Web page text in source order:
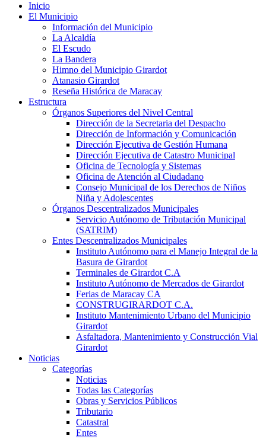
Inicio
El Municipio
Información del Municipio
La Alcaldía
El Escudo
La Bandera
Himno del Municipio Girardot
Atanasio Girardot
Reseña Histórica de Maracay
Estructura
Órganos Superiores del Nivel Central
Dirección de la Secretaria del Despacho
Dirección de Información y Comunicación
Dirección Ejecutiva de Gestión Humana
Dirección Ejecutiva de Catastro Municipal
Oficina de Tecnología y Sistemas
Oficina de Atención al Ciudadano
Consejo Municipal de los Derechos de Niños
Niña y Adolescentes
Órganos Descentralizados Municipales
Servicio Autónomo de Tributación Municipal
(SATRIM)
Entes Descentralizados Municipales
Instituto Autónomo para el Manejo Integral de la
Basura de Girardot
Terminales de Girardot C.A
Instituto Autónomo de Mercados de Girardot
Ferias de Maracay CA
CONSTRUGIRARDOT C.A.
Instituto Mantenimiento Urbano del Municipio
Girardot
Asfaltadora, Mantenimiento y Construcción Vial
Girardot
Noticias
Categorías
Noticias
Todas las Categorías
Obras y Servicios Públicos
Tributario
Catastral
Entes